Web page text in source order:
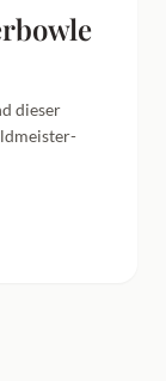
dieser